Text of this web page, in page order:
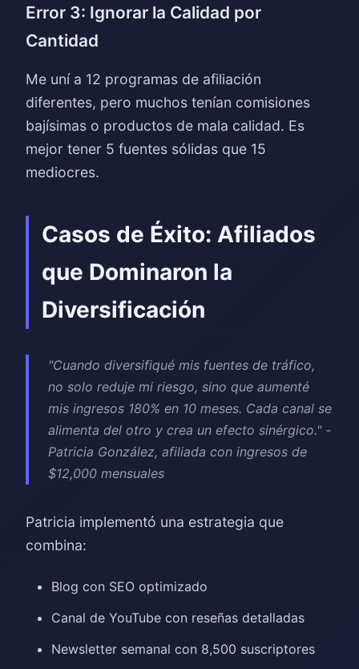
Error 3: Ignorar la Calidad por
Cantidad
Me uní a 12 programas de afiliación
diferentes, pero muchos tenían comisiones
bajísimas o productos de mala calidad. Es
mejor tener 5 fuentes sólidas que 15
mediocres.
Casos de Éxito: Afiliados
que Dominaron la
Diversificación
"Cuando diversifiqué mis fuentes de tráfico,
no solo reduje mi riesgo, sino que aumenté
mis ingresos 180% en 10 meses. Cada canal se
alimenta del otro y crea un efecto sinérgico." -
Patricia González, afiliada con ingresos de
$12,000 mensuales
Patricia implementó una estrategia que
combina:
Blog con SEO optimizado
Canal de YouTube con reseñas detalladas
Newsletter semanal con 8,500 suscriptores